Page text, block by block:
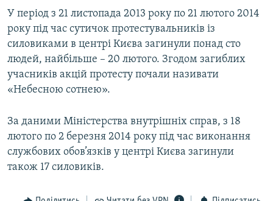
У період з 21 листопада 2013 року по 21 лютого 2014
року під час сутичок протестувальників із
силовиками в центрі Києва загинули понад сто
людей, найбільше – 20 лютого. Згодом загиблих
учасників акцій протесту почали називати
«Небесною сотнею».
За даними Міністерства внутрішніх справ, з 18
лютого по 2 березня 2014 року під час виконання
службових обов’язків у центрі Києва загинули
також 17 силовиків.